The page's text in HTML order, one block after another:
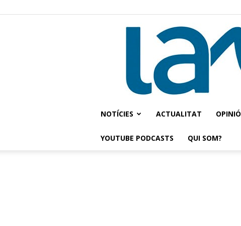
NOTÍCIES ACTUALITAT OPINIÓ
YOUTUBE PODCASTS QUI SOM?